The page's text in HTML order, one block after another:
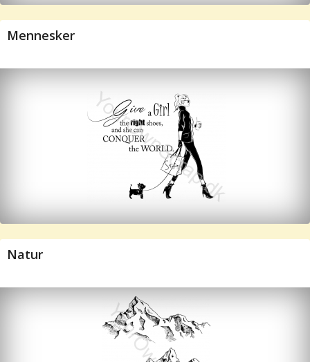
Mennesker
Natur